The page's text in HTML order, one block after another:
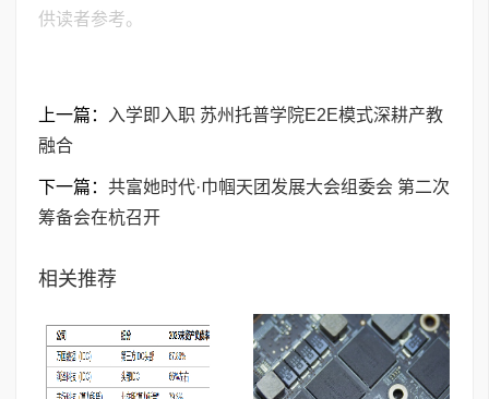
供读者参考。
上一篇：
入学即入职 苏州托普学院E2E模式深耕产教
融合
下一篇： 共富她时代·巾帼天团发展大会组委会 第二次
筹备会在杭召开
相关推荐